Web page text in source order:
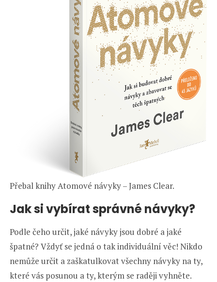
Přebal knihy Atomové návyky – James Clear.
Jak si vybírat správné návyky?
Podle čeho určit, jaké návyky jsou dobré a jaké
špatné? Vždyť se jedná o tak individuální věc! Nikdo
nemůže určit a zaškatulkovat všechny návyky na ty,
které vás posunou a ty, kterým se raději vyhněte.